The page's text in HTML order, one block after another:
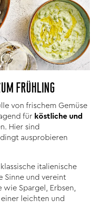
FRÜHLING
von frischem Gemüse
für köstliche und
Hier sind
ausprobieren
klassische italienische
Sinne und vereint
Spargel, Erbsen,
leichten und